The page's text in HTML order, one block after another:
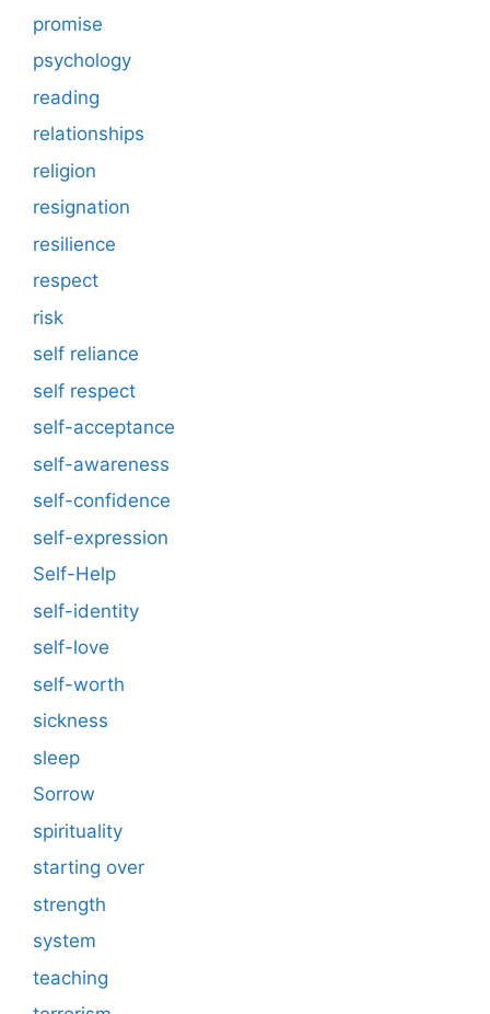
promise
psychology
reading
relationships
religion
resignation
resilience
respect
risk
self reliance
self respect
self-acceptance
self-awareness
self-confidence
self-expression
Self-Help
self-identity
self-love
self-worth
sickness
sleep
Sorrow
spirituality
starting over
strength
system
teaching